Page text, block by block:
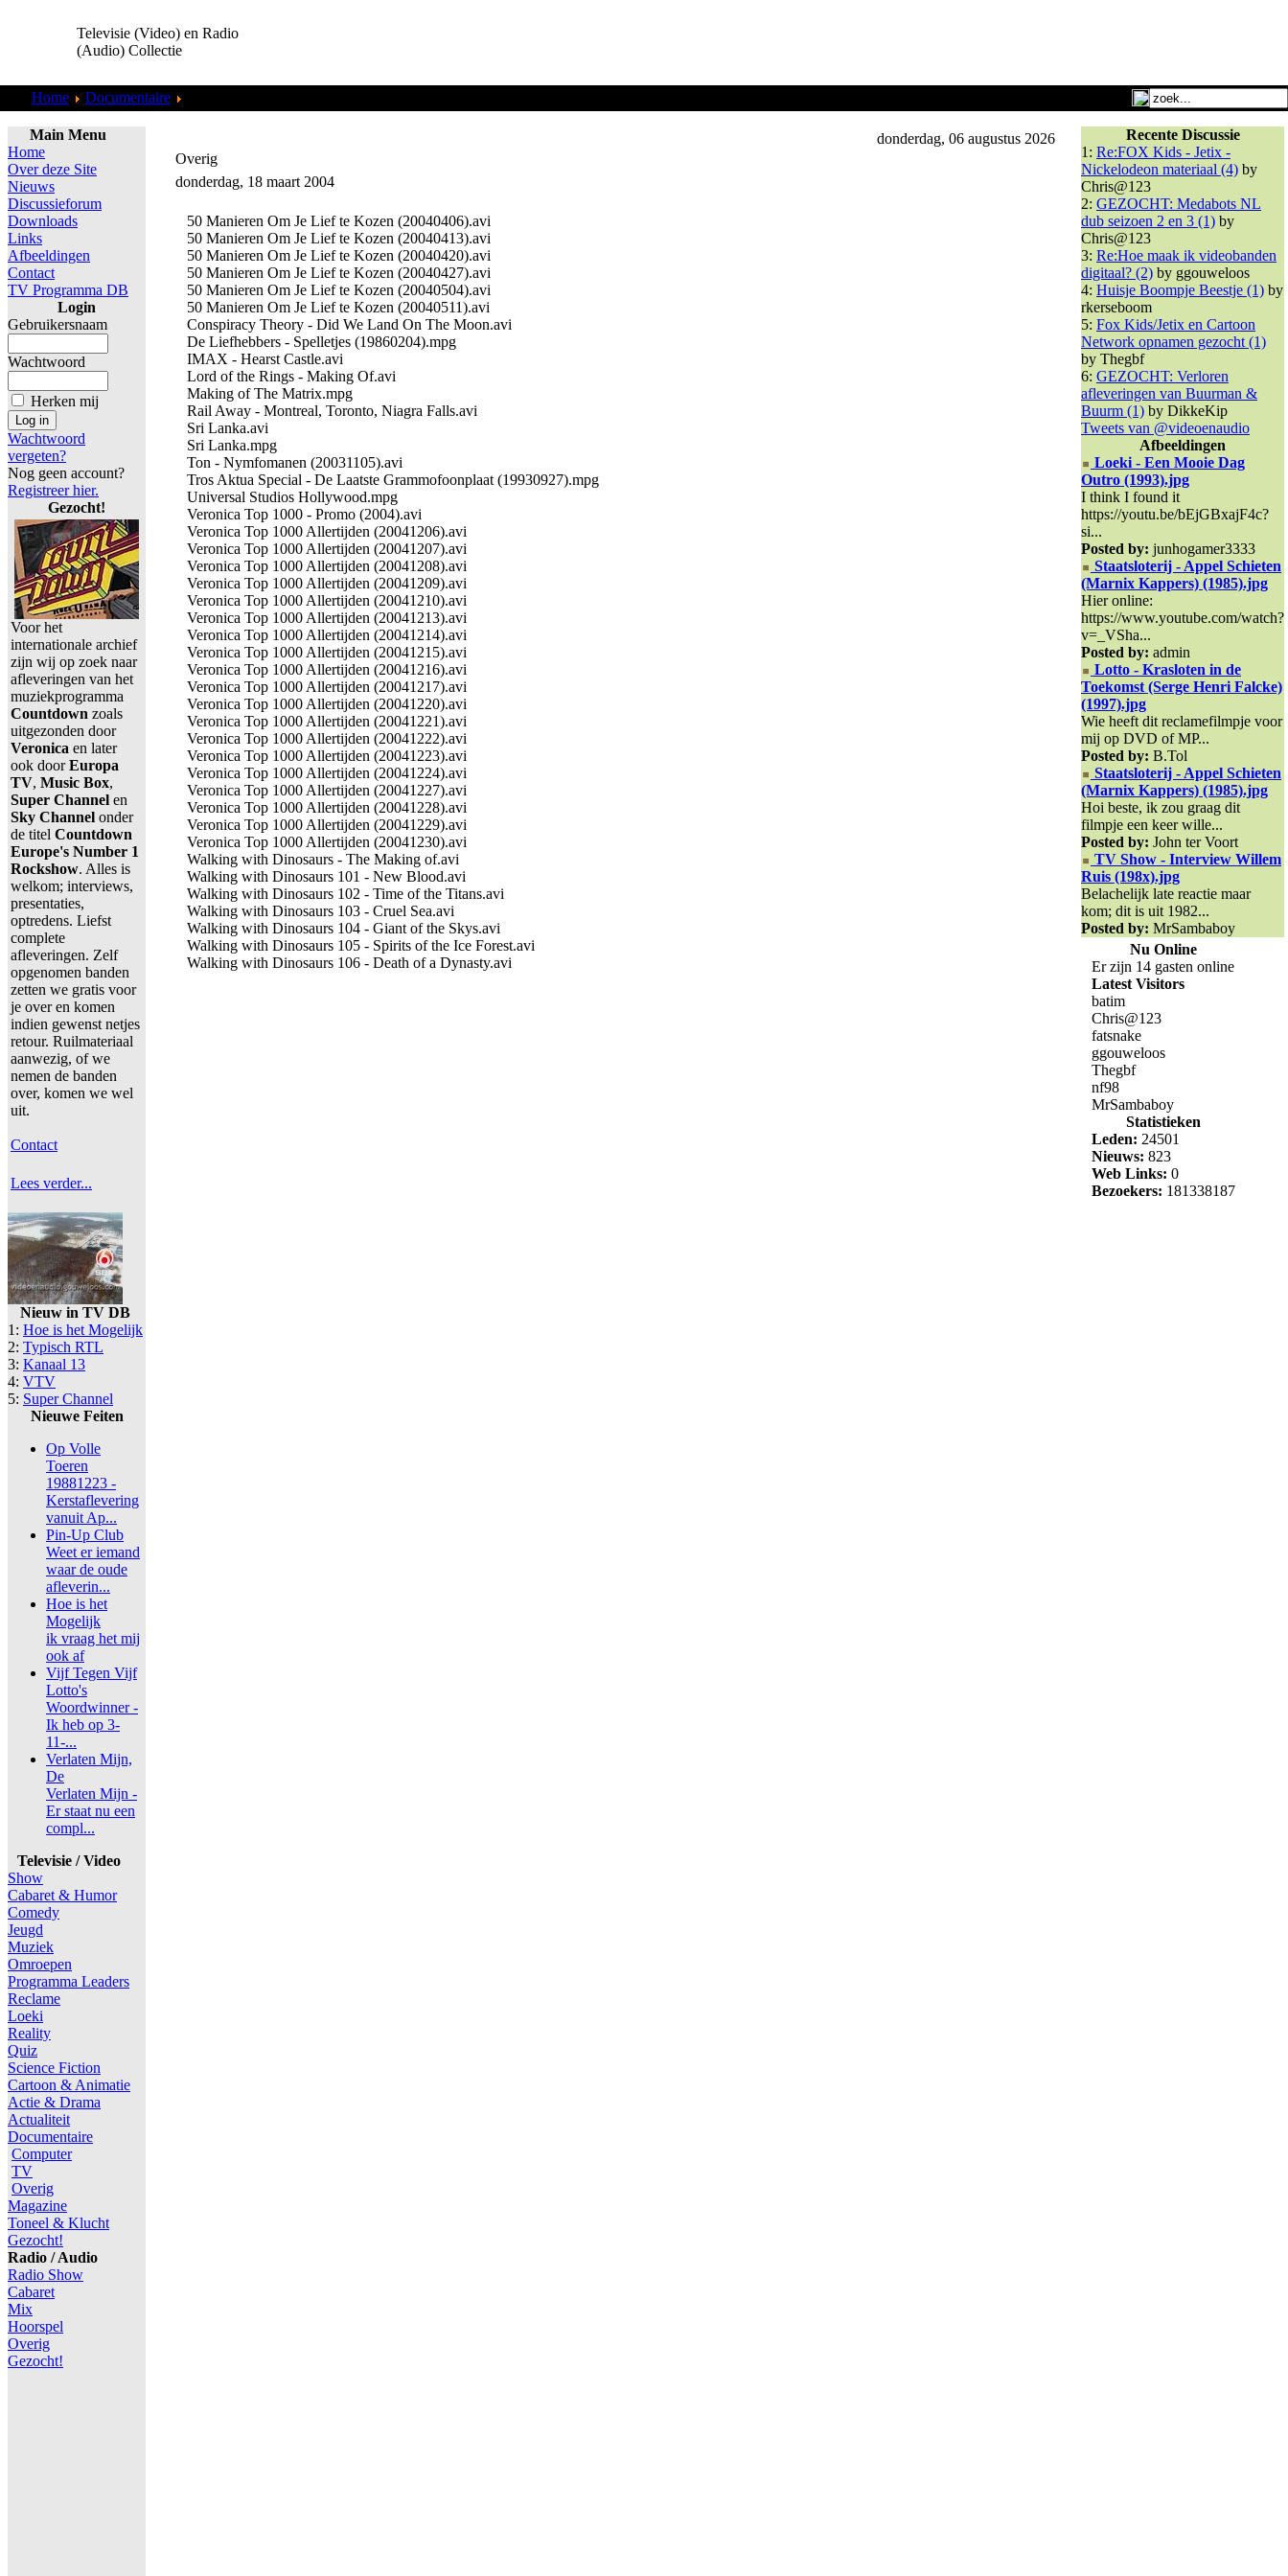
Televisie (Video) en Radio
(Audio) Collectie
Home Documentaire
Main Menu
Home
Over deze Site
Nieuws
Discussieforum
Downloads
Links
Afbeeldingen
Contact
TV Programma DB
Login
Gebruikersnaam
Wachtwoord
Herken mij
Wachtwoord
vergeten?
Nog geen account?
Registreer hier.
Gezocht!
Voor het
internationale archief
zijn wij op zoek naar
afleveringen van het
muziekprogramma
Countdown zoals
uitgezonden door
Veronica en later
ook doorEuropa
TV, Music Box,
Super Channel en
Sky Channel onder
de titel Countdown
Europe's Number 1
Rockshow. Alles is
welkom; interviews,
presentaties,
optredens. Liefst
complete
afleveringen. Zelf
opgenomen banden
zetten we gratis voor
je over en komen
indien gewenst netjes
retour. Ruilmateriaal
aanwezig, of we
nemen de banden
over, komen we wel
uit.
Contact
Lees verder...
Nieuw in TV DB
1: Hoe is het Mogelijk
2: Typisch RTL
3: Kanaal 13
4: VTV
5: Super Channel
Nieuwe Feiten
Op Volle
Toeren
19881223 -
Kerstaflevering
vanuit Ap...
Pin-Up Club
Weet er iemand
waar de oude
afleverin...
Hoe is het
Mogelijk
ik vraag het mij
ook af
Vijf Tegen Vijf
Lotto's
Woordwinner -
Ik heb op 3-
11-...
Verlaten Mijn,
De
Verlaten Mijn -
Er staat nu een
compl...
Televisie / Video
Show
Cabaret & Humor
Comedy
Jeugd
Muziek
Omroepen
Programma Leaders
Reclame
Loeki
Reality
Quiz
Science Fiction
Cartoon & Animatie
Actie & Drama
Actualiteit
Documentaire
Computer
TV
Overig
Magazine
Toneel & Klucht
Gezocht!
Radio / Audio
Radio Show
Cabaret
Mix
Hoorspel
Overig
Gezocht!
donderdag, 06 augustus 2026
Overig
donderdag, 18 maart 2004
50 Manieren Om Je Lief te Kozen (20040406).avi
50 Manieren Om Je Lief te Kozen (20040413).avi
50 Manieren Om Je Lief te Kozen (20040420).avi
50 Manieren Om Je Lief te Kozen (20040427).avi
50 Manieren Om Je Lief te Kozen (20040504).avi
50 Manieren Om Je Lief te Kozen (20040511).avi
Conspiracy Theory - Did We Land On The Moon.avi
De Liefhebbers - Spelletjes (19860204).mpg
IMAX - Hearst Castle.avi
Lord of the Rings - Making Of.avi
Making of The Matrix.mpg
Rail Away - Montreal, Toronto, Niagra Falls.avi
Sri Lanka.avi
Sri Lanka.mpg
Ton - Nymfomanen (20031105).avi
Tros Aktua Special - De Laatste Grammofoonplaat (19930927).mpg
Universal Studios Hollywood.mpg
Veronica Top 1000 - Promo (2004).avi
Veronica Top 1000 Allertijden (20041206).avi
Veronica Top 1000 Allertijden (20041207).avi
Veronica Top 1000 Allertijden (20041208).avi
Veronica Top 1000 Allertijden (20041209).avi
Veronica Top 1000 Allertijden (20041210).avi
Veronica Top 1000 Allertijden (20041213).avi
Veronica Top 1000 Allertijden (20041214).avi
Veronica Top 1000 Allertijden (20041215).avi
Veronica Top 1000 Allertijden (20041216).avi
Veronica Top 1000 Allertijden (20041217).avi
Veronica Top 1000 Allertijden (20041220).avi
Veronica Top 1000 Allertijden (20041221).avi
Veronica Top 1000 Allertijden (20041222).avi
Veronica Top 1000 Allertijden (20041223).avi
Veronica Top 1000 Allertijden (20041224).avi
Veronica Top 1000 Allertijden (20041227).avi
Veronica Top 1000 Allertijden (20041228).avi
Veronica Top 1000 Allertijden (20041229).avi
Veronica Top 1000 Allertijden (20041230).avi
Walking with Dinosaurs - The Making of.avi
Walking with Dinosaurs 101 - New Blood.avi
Walking with Dinosaurs 102 - Time of the Titans.avi
Walking with Dinosaurs 103 - Cruel Sea.avi
Walking with Dinosaurs 104 - Giant of the Skys.avi
Walking with Dinosaurs 105 - Spirits of the Ice Forest.avi
Walking with Dinosaurs 106 - Death of a Dynasty.avi
Recente Discussie
1: Re:FOX Kids - Jetix -
Nickelodeon materiaal (4) by
Chris@123
2: GEZOCHT: Medabots NL
dub seizoen 2 en 3 (1) by
Chris@123
3: Re:Hoe maak ik videobanden
digitaal? (2) by ggouweloos
4: Huisje Boompje Beestje (1) by
rkerseboom
5: Fox Kids/Jetix en Cartoon
Network opnamen gezocht (1)
by Thegbf
6: GEZOCHT: Verloren
afleveringen van Buurman &
Buurm (1) by DikkeKip
Tweets van @videoenaudio
Afbeeldingen
Loeki - Een Mooie Dag
Outro (1993).jpg
I think I found it
https://youtu.be/bEjGBxajF4c?
si...
Posted by: junhogamer3333
Staatsloterij - Appel Schieten
(Marnix Kappers) (1985).jpg
Hier online:
https://www.youtube.com/watch?
v=_VSha...
Posted by: admin
Lotto - Krasloten in de
Toekomst (Serge Henri Falcke)
(1997).jpg
Wie heeft dit reclamefilmpje voor
mij op DVD of MP...
Posted by: B.Tol
Staatsloterij - Appel Schieten
(Marnix Kappers) (1985).jpg
Hoi beste, ik zou graag dit
filmpje een keer wille...
Posted by: John ter Voort
TV Show - Interview Willem
Ruis (198x).jpg
Belachelijk late reactie maar
kom; dit is uit 1982...
Posted by: MrSambaboy
Nu Online
Er zijn 14 gasten online
Latest Visitors
batim
Chris@123
fatsnake
ggouweloos
Thegbf
nf98
MrSambaboy
Statistieken
Leden: 24501
Nieuws: 823
Web Links: 0
Bezoekers: 181338187